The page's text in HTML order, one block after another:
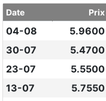
Date Prix
04-08 5.9600
30-07
5.4700
23-07
5.5500
13-07
5.7550